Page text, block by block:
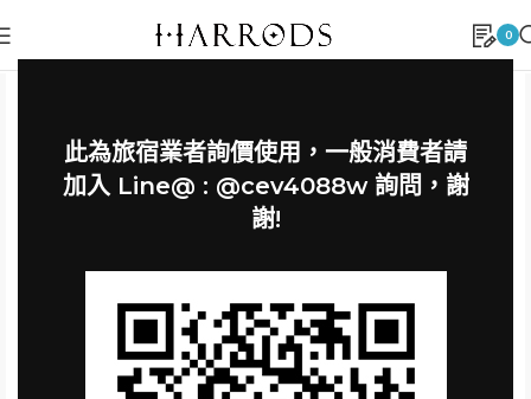
此為旅宿業者詢價使用，一般消費者請
加入 Line@ : @cev4088w 詢問，謝
謝!
0